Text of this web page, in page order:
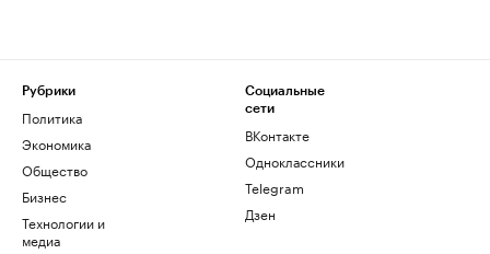
Рубрики
Политика
Экономика
Общество
Бизнес
Технологии и
медиа
Социальные
сети
ВКонтакте
Одноклассники
Telegram
Дзен